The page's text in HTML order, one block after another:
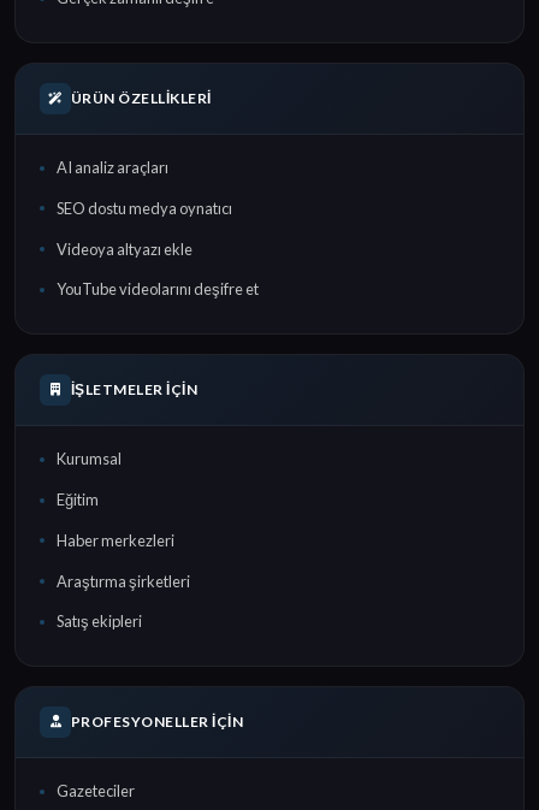
ÜRÜN ÖZELLIKLERI
AI analiz araçları
SEO dostu medya oynatıcı
Videoya altyazı ekle
YouTube videolarını deşifre et
İŞLETMELER İÇIN
Kurumsal
Eğitim
Haber merkezleri
Araştırma şirketleri
Satış ekipleri
PROFESYONELLER İÇIN
Gazeteciler